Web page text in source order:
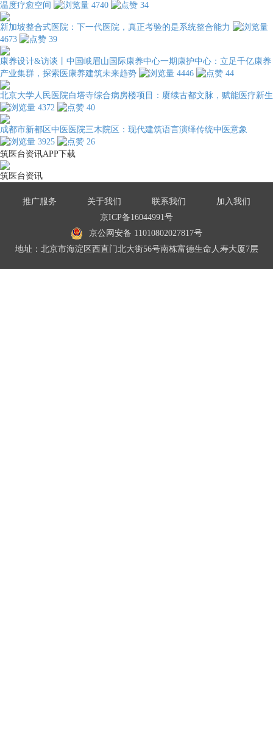
温度疗愈空间 4740 34
新加坡整合式医院：下一代医院，真正考验的是系统整合能力
4673
39
康养设计&访谈丨中国峨眉山国际康养中心一期康护中心：立足千亿康养
产业集群，探索医康养建筑未来趋势
4446 44
北京大学人民医院白塔寺综合病房楼项目：赓续古都文脉，赋能医疗新生
4372
40
成都市新都区中医医院三木院区：现代建筑语言演绎传统中医意象
3925
26
筑医台资讯APP下载
筑医台资讯
推广服务 关于我们 联系我们
加入我们
京ICP备16044991号
京公网安备 11010802027817号
地址：北京市海淀区西直门北大街56号南栋富德生命人寿大厦7层